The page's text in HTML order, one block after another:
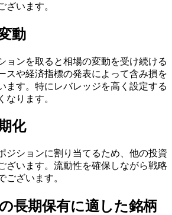
ざいます。
動
ョンを取ると相場の変動を受け続ける
スや経済指標の発表によって含み損を
ます。特にレバレッジを高く設定する
なります。
化
ジションに割り当てるため、他の投資
ざいます。流動性を確保しながら戦略
ございます。
長期保有に適した銘柄